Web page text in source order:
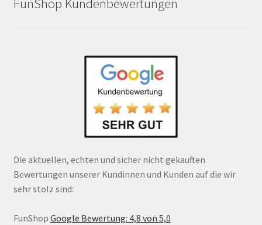
FunShop Kundenbewertungen
Die aktuellen, echten und sicher nicht gekauften
Bewertungen unserer Kundinnen und Kunden auf die wir
sehr stolz sind:
FunShop Google Bewertung: 4,8 von 5,0